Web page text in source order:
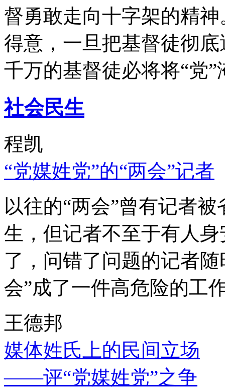
督勇敢走向十字架的精
得意，一旦把基督徒彻
千万的基督徒必将将“党”
社会民生
程凯
“党媒姓党”的“两会”记者
以往的“两会”曾有记者
生，但记者不至于有人
了，问错了问题的记者
会”成了一件高危险的工
王德邦
媒体姓氏上的民间立场
——评“党媒姓党”之争